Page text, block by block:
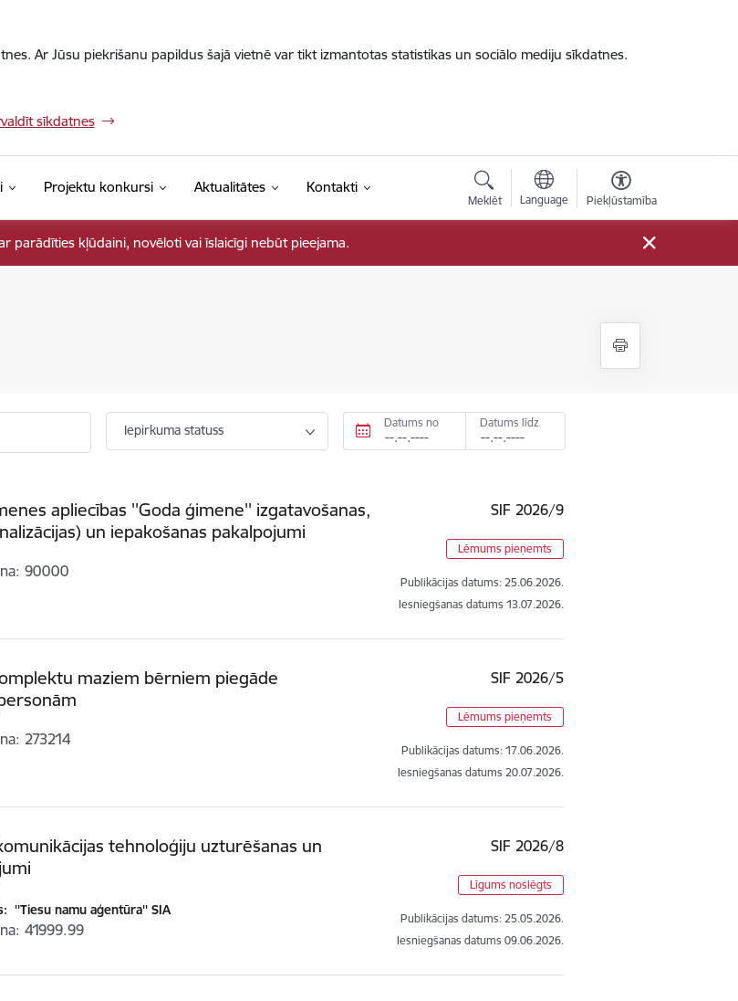
Ar Jūsu piekrišanu papildus šajā vietnē var tikt izmantotas statistikas un sociālo mediju sīkdatnes.
sīkdatnes
Projektu konkursi Aktualitātes Kontakti
Meklēt Language Piekļūstamība
parādīties kļūdaini, novēloti vai īslaicīgi nebūt pieejama.
Iepirkuma statuss Datums no Datums līdz
apliecības ''Goda ģimene'' izgatavošanas,
un iepakošanas pakalpojumi
90000
SIF 2026/9
Lēmums pieņemts
Publikācijas datums: 25.06.2026.
Iesniegšanas datums 13.07.2026.
maziem bērniem piegāde
273214
SIF 2026/5
Lēmums pieņemts
Publikācijas datums: 17.06.2026.
Iesniegšanas datums 20.07.2026.
tehnoloģiju uzturēšanas un
''Tiesu namu aģentūra'' SIA
41999.99
SIF 2026/8
Līgums noslēgts
Publikācijas datums: 25.05.2026.
Iesniegšanas datums 09.06.2026.